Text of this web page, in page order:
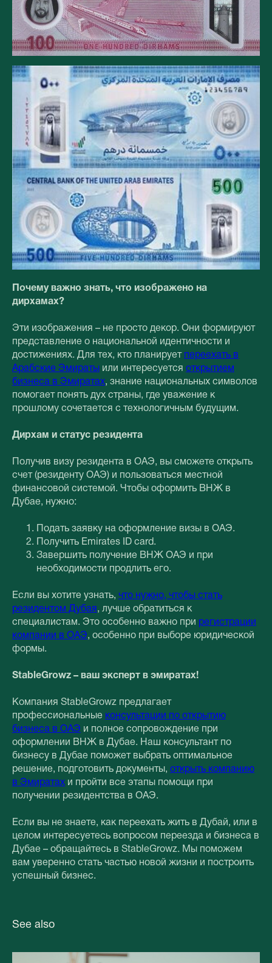
Почему важно знать, что изображено на
дирхамах?
Эти изображения – не просто декор. Они формируют
представление о национальной идентичности и
достижениях. Для тех, кто планирует переехать в
Арабские Эмираты или интересуется открытием
бизнеса в Эмиратах, знание национальных символов
помогает понять дух страны, где уважение к
прошлому сочетается с технологичным будущим.
Дирхам и статус резидента
Получив визу резидента в ОАЭ, вы сможете открыть
счет (резиденту ОАЭ) и пользоваться местной
финансовой системой. Чтобы оформить ВНЖ в
Дубае, нужно:
Подать заявку на оформление визы в ОАЭ.
Получить Emirates ID card.
Завершить получение ВНЖ ОАЭ и при
необходимости продлить его.
Если вы хотите узнать, что нужно, чтобы стать
резидентом Дубая, лучше обратиться к
специалистам. Это особенно важно при регистрации
компании в ОАЭ, особенно при выборе юридической
формы.
StableGrowz – ваш эксперт в эмиратах!
Компания StableGrowz предлагает
профессиональные консультации по открытию
бизнеса в ОАЭ и полное сопровождение при
оформлении ВНЖ в Дубае. Наш консультант по
бизнесу в Дубае поможет выбрать оптимальное
решение, подготовить документы, открыть компанию
в Эмиратах и пройти все этапы помощи при
получении резидентства в ОАЭ.
Если вы не знаете, как переехать жить в Дубай, или в
целом интересуетесь вопросом переезда и бизнеса в
Дубае – обращайтесь в StableGrowz. Мы поможем
вам уверенно стать частью новой жизни и построить
успешный бизнес.
See also